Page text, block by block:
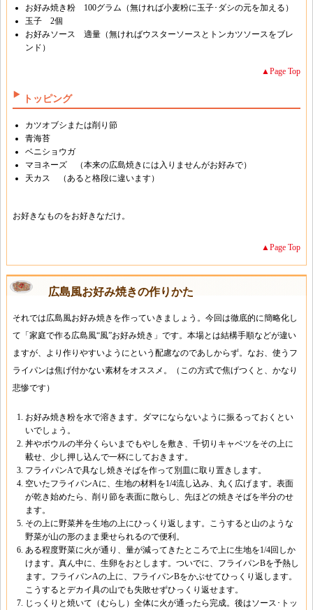
お好み焼き粉 100グラム（無ければ小麦粉に玉子･ダシの元を加える）
玉子 2個
お好みソース 適量（無ければウスターソースとトンカツソースをブレ
ンド）
▲Page Top
トッピング
カツオブシまたは削り節
青海苔
ベニショウガ
マヨネーズ （本来の広島焼きには入りませんがお好みで）
天カス （あると格段に違います）
お好きなものをお好きなだけ。
▲Page Top
広島風お好み焼きの作りかた
それでは広島風お好み焼きを作っていきましょう。今回は徹底的に簡略化し
て「家庭で作る広島風“風”お好み焼き」です。本場とは結構手順などが違い
ますが、より作りやすいようにという配慮なのであしからず。なお、使うフ
ライパンは焦げ付かない素材をオススメ。（この方式で焦げつくと、かなり
悲惨です）
お好み焼き粉を水で溶きます。ダマにならないように振るっておくとい
いでしょう。
丼やボウルの半分くらいまでもやしを敷き、千切りキャベツをその上に
載せ、少し押し込んで一杯にしておきます。
フライパンAで具なし焼きそばを作って別皿に取り置きします。
空いたフライパンAに、生地の材料を1/4流し込み、丸く広げます。表面
が乾き始めたら、削り節を表面に散らし、先ほどの焼きそばを半分のせ
ます。
その上に野菜丼を生地の上にひっくり返します。こうすると山のような
野菜が山の形のまま乗せられるので便利。
ある程度野菜に火が通り、量が減ってきたところで上に生地を1/4回しか
けます。真ん中に、生卵をおとします。ついでに、フライパンBを予熱し
ます。フライパンAの上に、フライパンBをかぶせてひっくり返します。
こうするとデカイ具の山でも失敗せずひっくり返せます。
じっくりと焼いて（むらし）全体に火が通ったら完成。後はソース･トッ